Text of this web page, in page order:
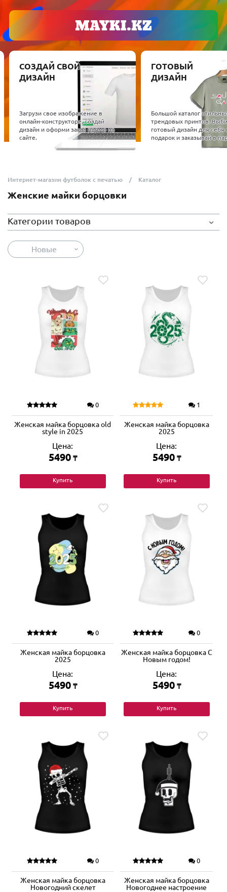
ГОТОВЫЙ
ДИЗАЙН
Большой каталог стильных и
трендовых принтов. Выбирай
готовый дизайн для себя или в
подарок и заказывай в пару кликов.
ОБОРУДОВАНИЕ
МАТЕРИАЛЫ
Проверенное
оборудование, на
работаем. Подберем
сублимационные
термопрессы и
материалы.
Интернет-магазин футболок с печатью Каталог
Женские майки борцовки
Категории товаров
Новые
0
Женская майка борцовка old
style in 2025
Цена:
5490 ₸
Купить
1
Женская майка борцовка
2025
Цена:
5490 ₸
Купить
0
Женская майка борцовка
2025
Цена:
5490 ₸
Купить
0
Женская майка борцовка С
Новым годом!
Цена:
5490 ₸
Купить
0
Женская майка борцовка
Новогодний скелет
0
Женская майка борцовка
Новогоднее настроение